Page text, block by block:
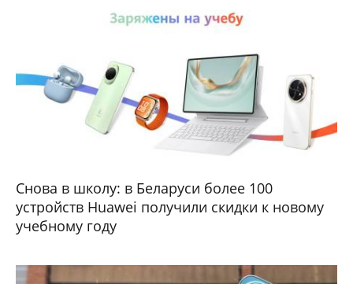
Снова в школу: в Беларуси более 100
устройств Huawei получили скидки к новому
учебному году